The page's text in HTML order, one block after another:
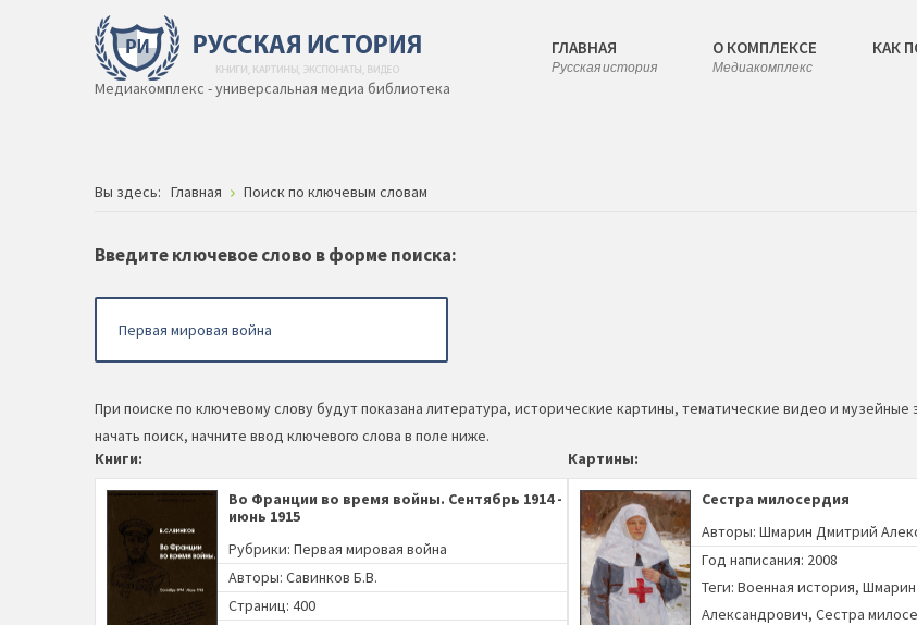
Медиакомплекс - универсальная медиа библиотека
ГЛАВНАЯ
Русская история
О КОМПЛЕКСЕ
Медиакомплекс
КАК
Вы здесь: Главная Поиск по ключевым словам
Введите ключевое слово в форме поиска:
При поиске по ключевому слову будут показана литература, исторические картины, тематические видео и музейные
начать поиск, начните ввод ключевого слова в поле ниже.
Книги:
Во Франции во время войны. Сентябрь 1914 -
июнь 1915
Рубрики: Первая мировая война
Авторы: Савинков Б.В.
Страниц: 400
Картины:
Сестра милосердия
Авторы: Шмарин Дмитрий
Год написания: 2008
Теги: Военная история,
Александрович, Сестра